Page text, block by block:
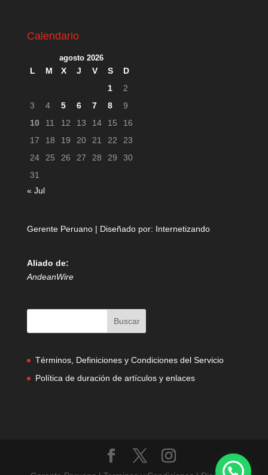
Calendario
agosto 2026
L M X J V S
D
1
2
3
4 5 6 7 8
9
10
11 12 13 14 15
16
17
18 19 20 21 22
23
24
25 26 27 28 29
30
31
« Jul
Gerente Peruano | Diseñado por: Internetizando
Aliado de:
AndeanWire
Términos, Definiciones y Condiciones del Servicio
Política de duración de artículos y enlaces